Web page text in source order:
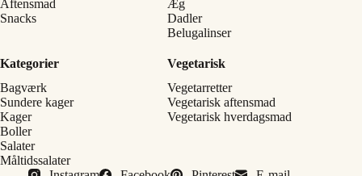
Aftensmad
Snacks
Æg
Dadler
Belugalinser
Kategorier
Bagværk
Sundere kager
Kager
Boller
Salater
Måltidssalater
Vegetarisk
Vegetarretter
Vegetarisk aftensmad
Vegetarisk hverdagsmad